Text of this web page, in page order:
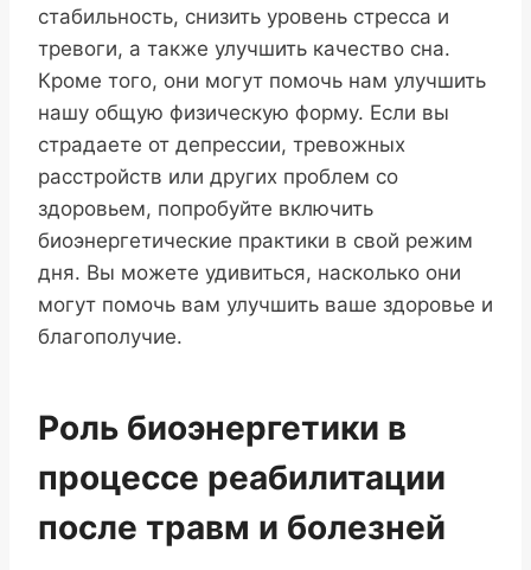
стабильность, снизить уровень стресса и
тревоги, а также улучшить качество сна.
Кроме того, они могут помочь нам улучшить
нашу общую физическую форму. Если вы
страдаете от депрессии, тревожных
расстройств или других проблем со
здоровьем, попробуйте включить
биоэнергетические практики в свой режим
дня. Вы можете удивиться, насколько они
могут помочь вам улучшить ваше здоровье и
благополучие.
Роль биоэнергетики в
процессе реабилитации
после травм и болезней